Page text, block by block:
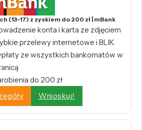
(13-17) z zyskiem do 200 zł | mBank
konta i karta ze zdjęciem
przelewy internetowe i BLIK
ze wszystkich bankomatów w
do 200 zł
Wnioskuj!